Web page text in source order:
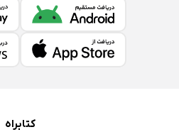
کتابراه